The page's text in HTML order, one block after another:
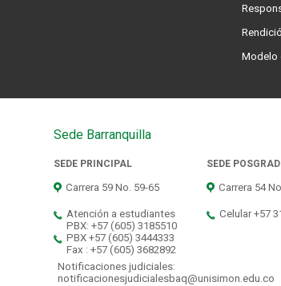
Modelo
Sede Barranquilla
SEDE PRINCIPAL
Carrera 59 No. 59-65
Atención a estudiantes
PBX: +57 (605) 3185510
PBX +57 (605) 3444333
Fax : +57 (605) 3682892
Notificaciones judiciales:
notificacionesjudicialesbaq@unisimon.edu.co
SEDE
Carrera 54
Celular +57